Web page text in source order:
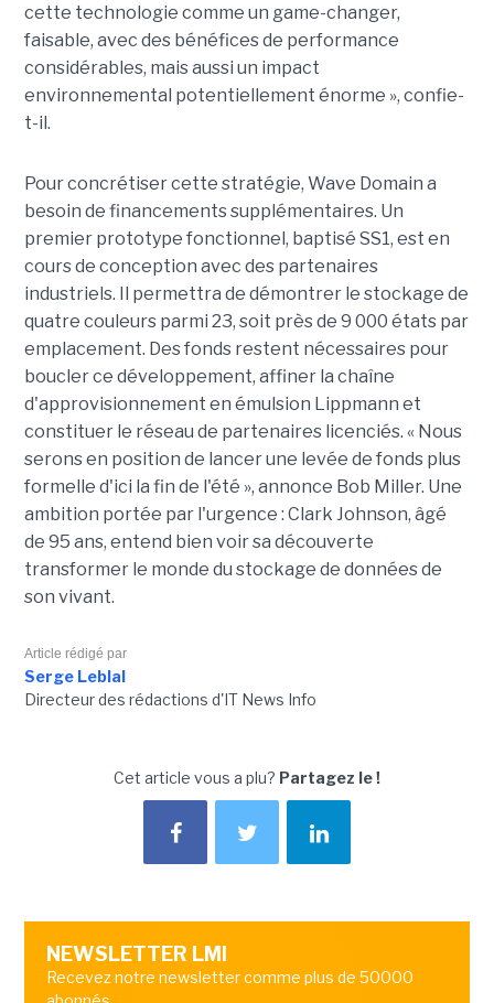
cette technologie comme un game-changer,
faisable, avec des bénéfices de performance
considérables, mais aussi un impact
environnemental potentiellement énorme », confie-
t-il.
Pour concrétiser cette stratégie, Wave Domain a
besoin de financements supplémentaires. Un
premier prototype fonctionnel, baptisé SS1, est en
cours de conception avec des partenaires
industriels. Il permettra de démontrer le stockage de
quatre couleurs parmi 23, soit près de 9 000 états par
emplacement. Des fonds restent nécessaires pour
boucler ce développement, affiner la chaîne
d'approvisionnement en émulsion Lippmann et
constituer le réseau de partenaires licenciés. « Nous
serons en position de lancer une levée de fonds plus
formelle d'ici la fin de l'été », annonce Bob Miller. Une
ambition portée par l'urgence : Clark Johnson, âgé
de 95 ans, entend bien voir sa découverte
transformer le monde du stockage de données de
son vivant.
Article rédigé par
Serge Leblal
Directeur des rédactions d'IT News Info
Cet article vous a plu? Partagez le !
NEWSLETTER LMI
Recevez notre newsletter comme plus de 50000